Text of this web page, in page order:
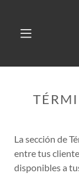
La sección de
entre tus
disponibles a